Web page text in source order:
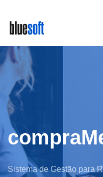
main
content
Sistema de Gestão para